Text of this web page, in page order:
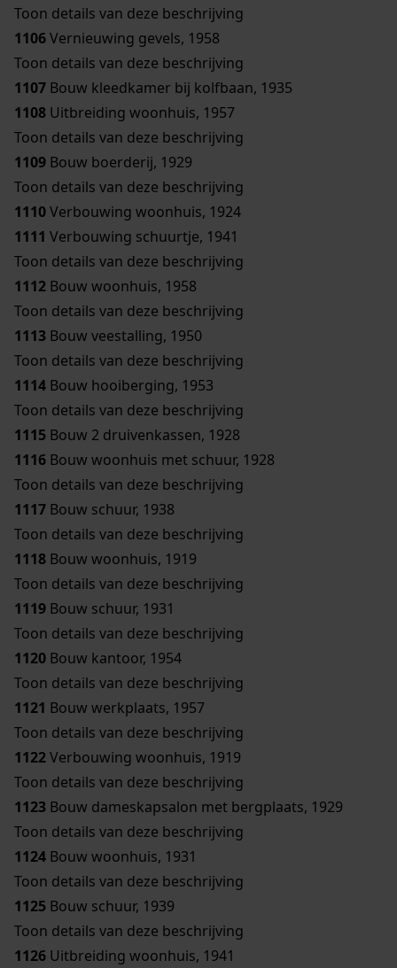
Toon details van deze beschrijving
1106Vernieuwing gevels, 1958
Toon details van deze beschrijving
1107 Bouw kleedkamer bij kolfbaan, 1935
1108 Uitbreiding woonhuis, 1957
Toon details van deze beschrijving
1109 Bouw boerderij, 1929
Toon details van deze beschrijving
1110Verbouwing woonhuis, 1924
1111 Verbouwing schuurtje, 1941
Toon details van deze beschrijving
1112 Bouw woonhuis, 1958
Toon details van deze beschrijving
1113 Bouw veestalling, 1950
Toon details van deze beschrijving
1114 Bouw hooiberging, 1953
Toon details van deze beschrijving
1115 Bouw 2 druivenkassen, 1928
1116 Bouw woonhuis met schuur, 1928
Toon details van deze beschrijving
1117 Bouw schuur, 1938
Toon details van deze beschrijving
1118 Bouw woonhuis, 1919
Toon details van deze beschrijving
1119 Bouw schuur, 1931
Toon details van deze beschrijving
1120 Bouw kantoor, 1954
Toon details van deze beschrijving
1121 Bouw werkplaats, 1957
Toon details van deze beschrijving
1122Verbouwing woonhuis, 1919
Toon details van deze beschrijving
1123 Bouw dameskapsalon met bergplaats, 1929
Toon details van deze beschrijving
1124 Bouw woonhuis, 1931
Toon details van deze beschrijving
1125 Bouw schuur, 1939
Toon details van deze beschrijving
1126 Uitbreiding woonhuis, 1941